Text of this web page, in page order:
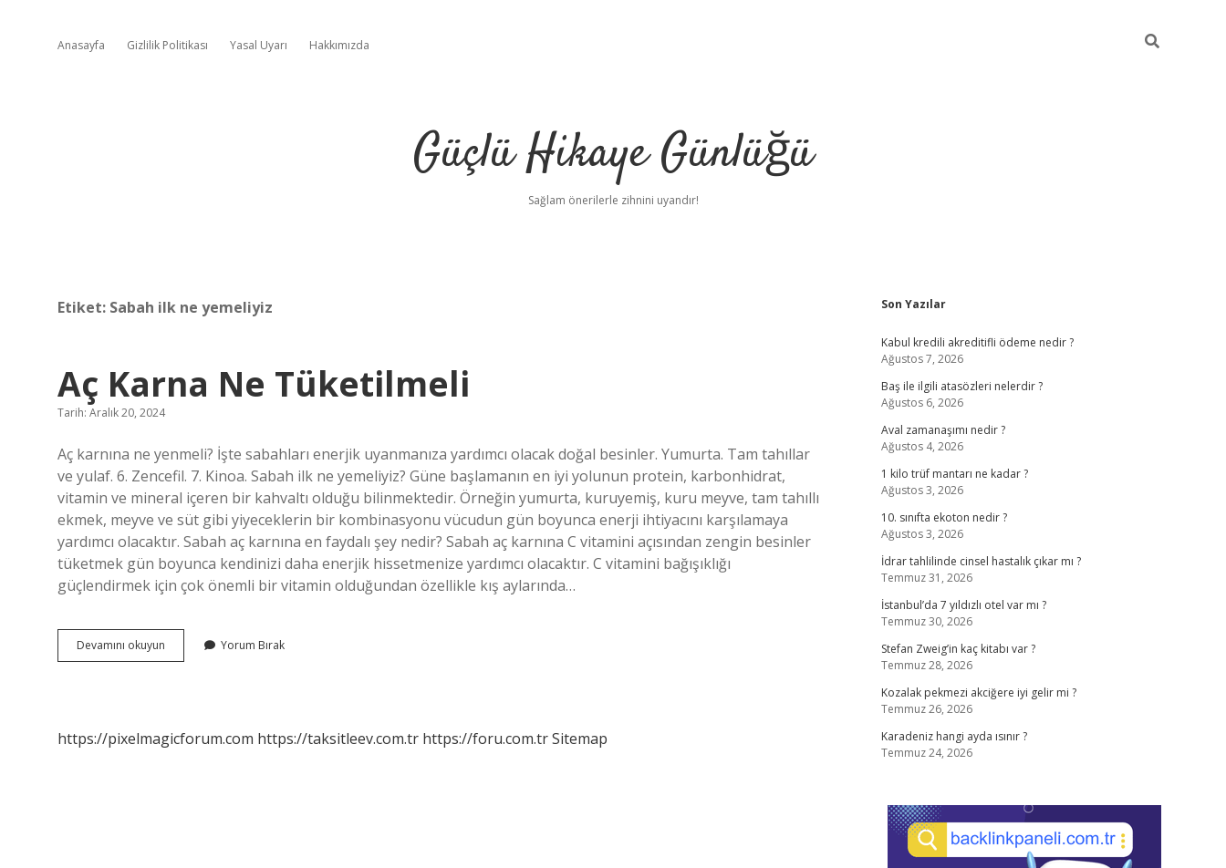
Anasayfa Gizlilik Politikası Yasal Uyarı Hakkımızda
Güçlü Hikaye Günlüğü
Sağlam önerilerle zihnini uyandır!
Etiket: Sabah ilk ne yemeliyiz
Aç Karna Ne Tüketilmeli
Tarih: Aralık 20, 2024
Aç karnına ne yenmeli? İşte sabahları enerjik uyanmanıza yardımcı olacak doğal besinler. Yumurta. Tam tahıllar
ve yulaf. 6. Zencefil. 7. Kinoa. Sabah ilk ne yemeliyiz? Güne başlamanın en iyi yolunun protein, karbonhidrat,
vitamin ve mineral içeren bir kahvaltı olduğu bilinmektedir. Örneğin yumurta, kuruyemiş, kuru meyve, tam tahıllı
ekmek, meyve ve süt gibi yiyeceklerin bir kombinasyonu vücudun gün boyunca enerji ihtiyacını karşılamaya
yardımcı olacaktır. Sabah aç karnına en faydalı şey nedir? Sabah aç karnına C vitamini açısından zengin besinler
tüketmek gün boyunca kendinizi daha enerjik hissetmenize yardımcı olacaktır. C vitamini bağışıklığı
güçlendirmek için çok önemli bir vitamin olduğundan özellikle kış aylarında…
Devamını okuyun
Karna
Yorum Bırak
https://pixelmagicforum.com https://taksitleev.com.tr https://foru.com.trSitemap
Sidebar
Son Yazılar
Kabul kredili akreditifli ödeme nedir ?
Ağustos 7, 2026
Baş ile ilgili atasözleri nelerdir ?
Ağustos 6, 2026
Aval zamanaşımı nedir ?
Ağustos 4, 2026
1 kilo trüf mantarı ne kadar ?
Ağustos 3, 2026
10. sınıfta ekoton nedir ?
Ağustos 3, 2026
İdrar tahlilinde cinsel hastalık çıkar mı ?
Temmuz 31, 2026
İstanbul’da 7 yıldızlı otel var mı ?
Temmuz 30, 2026
Stefan Zweig’in kaç kitabı var ?
Temmuz 28, 2026
Kozalak pekmezi akciğere iyi gelir mi ?
Temmuz 26, 2026
Karadeniz hangi ayda ısınır ?
Temmuz 24, 2026